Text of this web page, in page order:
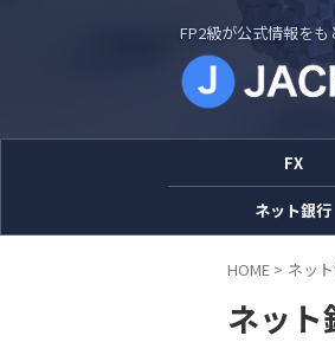
FP2級が公式情報を
FX
ネット銀行
HOME > ネッ
ネット